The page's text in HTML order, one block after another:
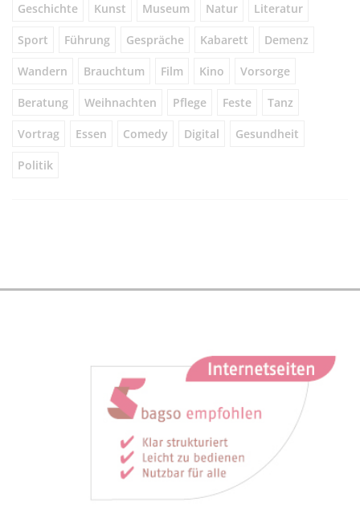
Geschichte Kunst Museum Natur Literatur
Sport Führung Gespräche Kabarett Demenz
Wandern Brauchtum Film Kino Vorsorge
Beratung Weihnachten Pflege Feste Tanz
Vortrag Essen Comedy Digital Gesundheit
Politik